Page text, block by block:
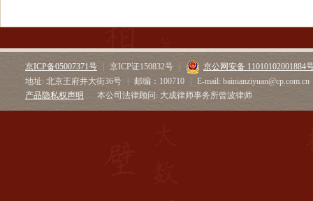
京ICP备05007371号 京ICP证150832号
京公网安备 11010102001884
地址: 北京王府井大街36号
邮编：100710
E-mail: bainianziyuan@cp.com.cn
产品隐私权声明
本公司法律顾问: 大成律师事务所曾波律师